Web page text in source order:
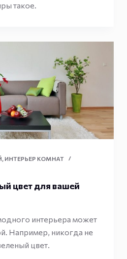
такое.
, ИНТЕРЬЕР КОМНАТ
цвет для вашей
интерьера может
Например, никогда не
цвет.